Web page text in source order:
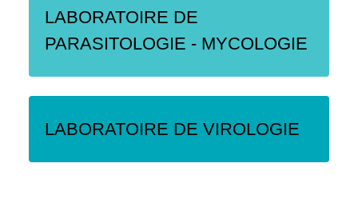
LABORATOIRE DE
PARASITOLOGIE - MYCOLOGIE
LABORATOIRE DE VIROLOGIE